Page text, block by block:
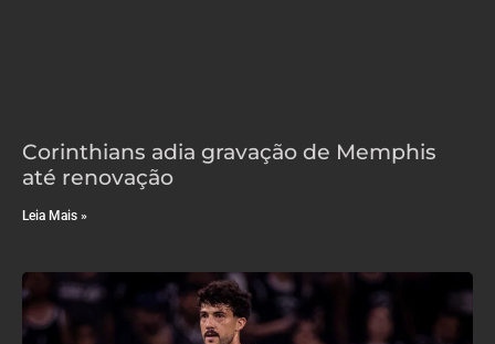
Corinthians adia gravação de Memphis
até renovação
Leia Mais »